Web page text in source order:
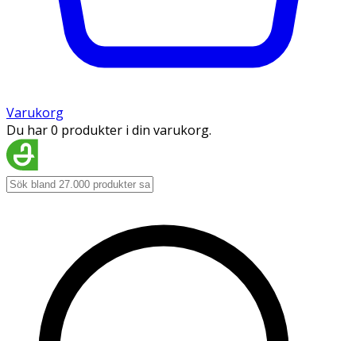
Varukorg
Du har 0 produkter i din varukorg.